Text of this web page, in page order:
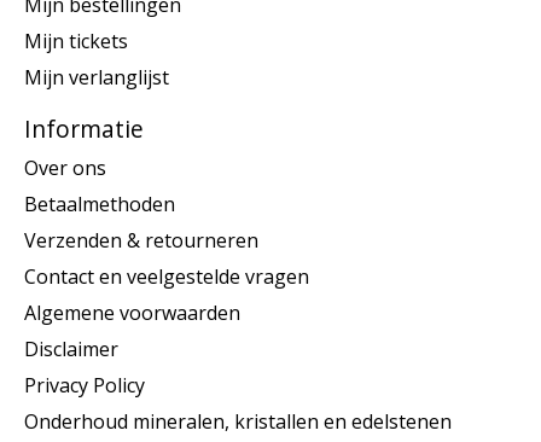
Mijn tickets
Mijn verlanglijst
Informatie
Over ons
Betaalmethoden
Verzenden & retourneren
Contact en veelgestelde vragen
Algemene voorwaarden
Disclaimer
Privacy Policy
Onderhoud mineralen, kristallen en edelstenen